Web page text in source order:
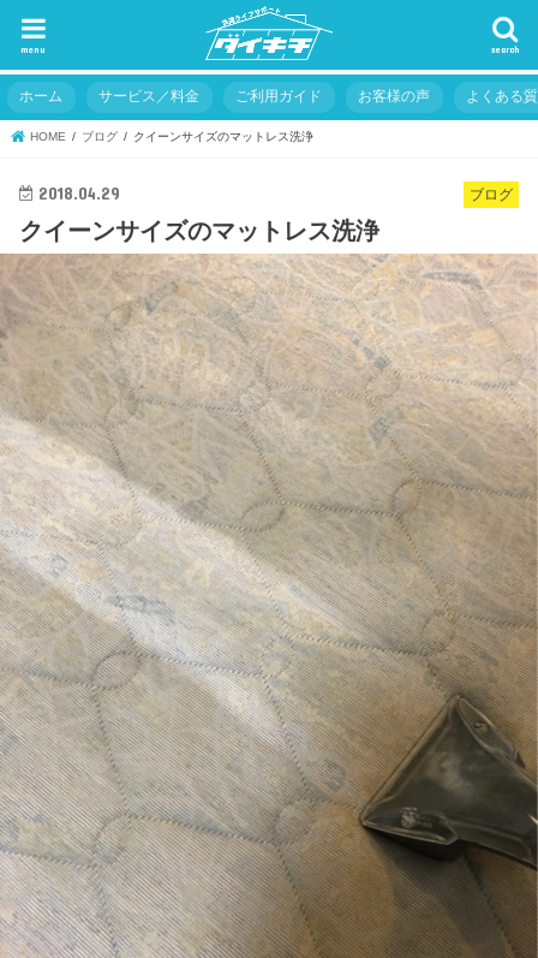
search
menu
ホーム サービス／料金 ご利用ガイド お客様の声 よくある
HOME ブログ クイーンサイズのマットレス洗浄
ブログ
2018.04.29
クイーンサイズのマットレス洗浄